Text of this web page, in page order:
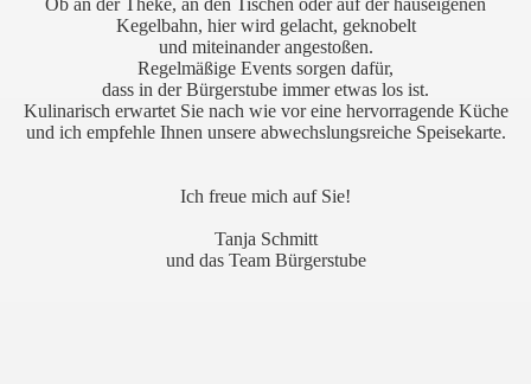
Ob an der Theke, an den Tischen oder auf der hauseigenen
Kegelbahn, hier wird gelacht, geknobelt
und miteinander angestoßen.
Regelmäßige Events sorgen dafür,
dass in der Bürgerstube immer etwas los ist.
Kulinarisch erwartet Sie nach wie vor eine hervorragende Küche
und ich empfehle Ihnen unsere abwechslungsreiche Speisekarte.
Ich freue mich auf Sie!
Tanja Schmitt
und das Team Bürgerstube